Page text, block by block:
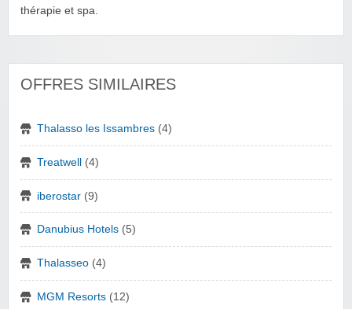
thérapie et spa.
OFFRES SIMILAIRES
Thalasso les Issambres (4)
Treatwell (4)
iberostar (9)
Danubius Hotels (5)
Thalasseo (4)
MGM Resorts (12)